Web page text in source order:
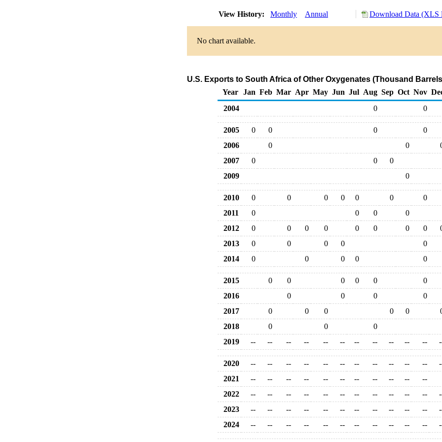
View History: Monthly Annual Download Data (XLS
No chart available.
U.S. Exports to South Africa of Other Oxygenates (Thousand
Year
Jan Feb Mar Apr May Jun Jul Aug Sep Oct Nov
2004
0 0
2005 0 0 0
0
2006
0 0
2007
0 0
0
2009
0
2010 0 0 0 0 0 0
0
2011
0 0 0
0
2012
0 0 0 0 0 0 0 0
2013
0 0 0 0
0
2014
0 0 0 0 0
2015 0 0 0 0 0
0
2016
0 0 0
0
2017
0 0 0 0 0
2018
0 0
0
2019
-- -- -- -- -- -- -- -- -- -- --
2020 -- -- -- -- -- -- -- -- -- -- --
2021
-- -- -- -- -- -- -- -- -- --
--
2022
-- -- -- -- -- -- -- -- -- -- --
2023
-- -- -- -- -- -- -- -- -- -- --
2024
-- -- -- -- -- -- -- -- -- -- --